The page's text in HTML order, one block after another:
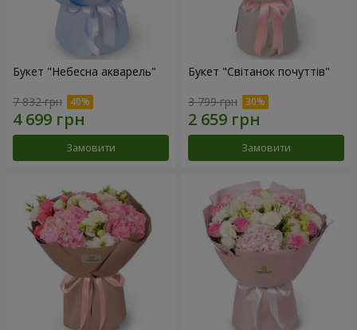
Букет "Небесна акварель"
7 832 грн
Замовити
Букет "Світанок почуттів"
3 799 грн
Замовити